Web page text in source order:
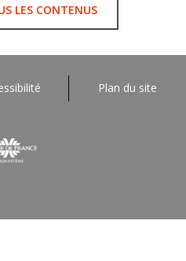
LES CONTENUS
Plan du site